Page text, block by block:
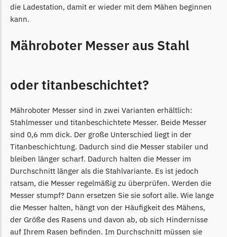
NAC Messer
Orbex
Begrenzungsdraht
Begrenzungsdraht
Powerplus
Powerplus Messer
Begrenzungsdraht
Powerworks
Powerworks Messer
Begrenzungsdraht
die Ladestation, damit er wieder mit dem Mähen beginnen
kann.
Mähroboter Messer aus Stahl
oder titanbeschichtet?
Mähroboter Messer sind in zwei Varianten erhältlich:
Stahlmesser und titanbeschichtete Messer. Beide Messer
sind 0,6 mm dick. Der große Unterschied liegt in der
Titanbeschichtung. Dadurch sind die Messer stabiler und
bleiben länger scharf. Dadurch halten die Messer im
Durchschnitt länger als die Stahlvariante. Es ist jedoch
ratsam, die Messer regelmäßig zu überprüfen. Werden die
Messer stumpf? Dann ersetzen Sie sie sofort alle. Wie lange
die Messer halten, hängt von der Häufigkeit des Mähens,
der Größe des Rasens und davon ab, ob sich Hindernisse
auf Ihrem Rasen befinden. Im Durchschnitt müssen sie